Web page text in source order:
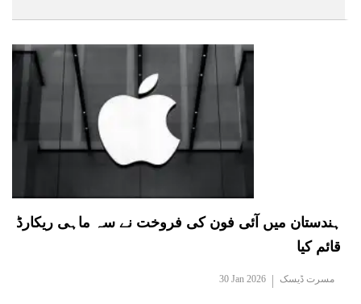
ہندستان میں آئی فون کی فروخت نے سہ ماہی ریکارڈ
قائم کیا
30 Jan 2026 مسرت ڈیسک